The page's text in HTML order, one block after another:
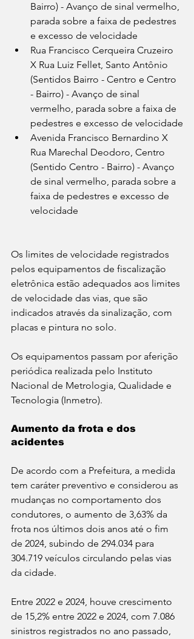
Bairro) - Avanço de sinal vermelho,
parada sobre a faixa de pedestres
e excesso de velocidade
Rua Francisco Cerqueira Cruzeiro
X Rua Luiz Fellet, Santo Antônio
(Sentidos Bairro - Centro e Centro
- Bairro) - Avanço de sinal
vermelho, parada sobre a faixa de
pedestres e excesso de velocidade
Avenida Francisco Bernardino X
Rua Marechal Deodoro, Centro
(Sentido Centro - Bairro) - Avanço
de sinal vermelho, parada sobre a
faixa de pedestres e excesso de
velocidade
Os limites de velocidade registrados
pelos equipamentos de fiscalização
eletrônica estão adequados aos limites
de velocidade das vias, que são
indicados através da sinalização, com
placas e pintura no solo.
Os equipamentos passam por aferição
periódica realizada pelo Instituto
Nacional de Metrologia, Qualidade e
Tecnologia (Inmetro).
Aumento da frota e dos
acidentes
De acordo com a Prefeitura, a medida
tem caráter preventivo e considerou as
mudanças no comportamento dos
condutores, o aumento de 3,63% da
frota nos últimos dois anos até o fim
de 2024, subindo de 294.034 para
304.719 veículos circulando pelas vias
da cidade.
Entre 2022 e 2024, houve crescimento
de 15,2% entre 2022 e 2024, com 7.086
sinistros registrados no ano passado,